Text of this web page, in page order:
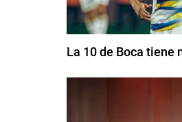
La 10 de Boca tiene